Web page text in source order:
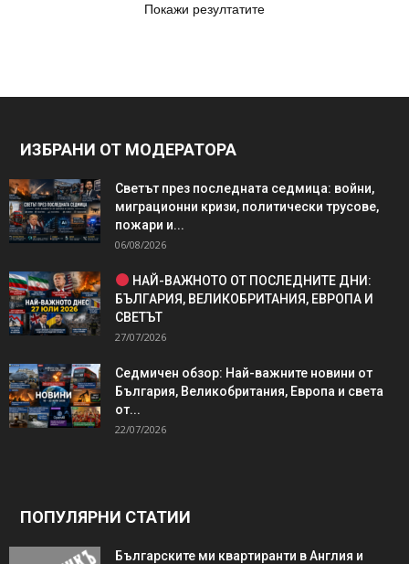
Покажи резултатите
ИЗБРАНИ ОТ МОДЕРАТОРА
Светът през последната седмица: войни,
миграционни кризи, политически трусове,
пожари и...
06/08/2026
НАЙ-ВАЖНОТО ОТ ПОСЛЕДНИТЕ ДНИ:
БЪЛГАРИЯ, ВЕЛИКОБРИТАНИЯ, ЕВРОПА И
СВЕТЪТ
27/07/2026
Седмичен обзор: Най-важните новини от
България, Великобритания, Европа и света
от...
22/07/2026
ПОПУЛЯРНИ СТАТИИ
Българските ми квартиранти в Англия и